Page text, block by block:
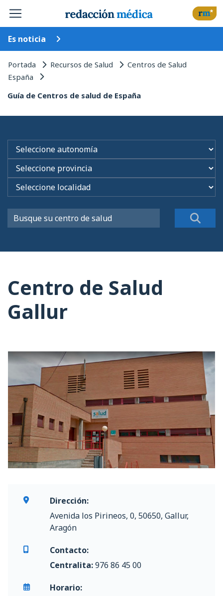
Es noticia
Portada Recursos de Salud Centros de Salud
España
Guía de Centros de salud de España
Centro de Salud
Gallur
Dirección:
Avenida los Pirineos, 0, 50650, Gallur,
Aragón
Contacto:
Centralita:976 86 45 00
Horario: